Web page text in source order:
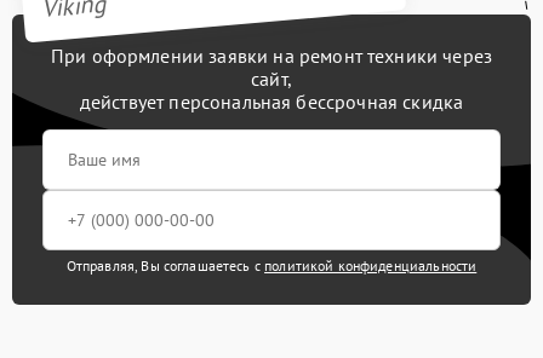
При оформлении заявки на ремонт техники через
сайт,
действует персональная бессрочная скидка
Отправляя, Вы соглашаетесь с политикой конфиденциальности